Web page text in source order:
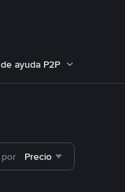
ayuda P2P
Precio